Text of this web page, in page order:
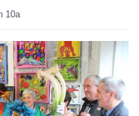
10a